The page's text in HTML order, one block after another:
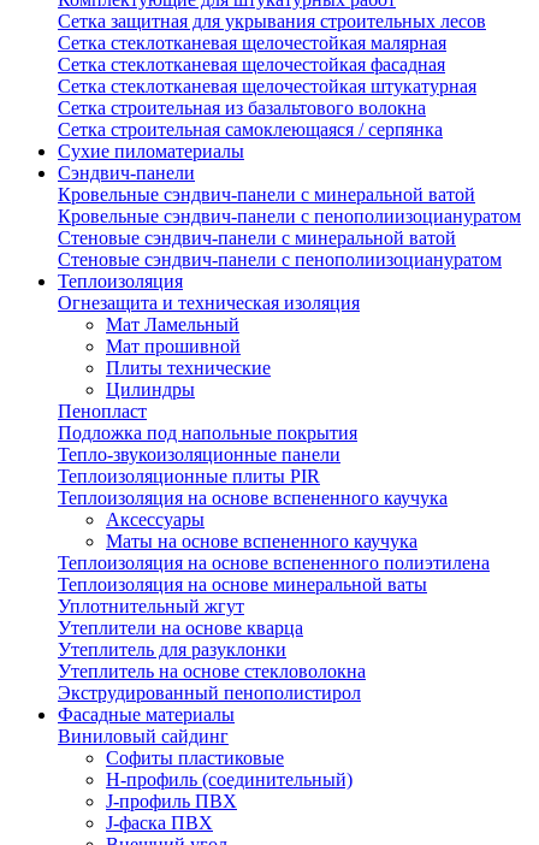
Сетка защитная для укрывания строительных лесов
Сетка стеклотканевая щелочестойкая малярная
Сетка стеклотканевая щелочестойкая фасадная
Сетка стеклотканевая щелочестойкая штукатурная
Сетка строительная из базальтового волокна
Сетка строительная самоклеющаяся / серпянка
Сухие пиломатериалы
Сэндвич-панели
Кровельные сэндвич-панели с минеральной ватой
Кровельные сэндвич-панели с пенополиизоциануратом
Стеновые сэндвич-панели с минеральной ватой
Стеновые сэндвич-панели с пенополиизоциануратом
Теплоизоляция
Огнезащита и техническая изоляция
Мат Ламельный
Мат прошивной
Плиты технические
Цилиндры
Пенопласт
Подложка под напольные покрытия
Тепло-звукоизоляционные панели
Теплоизоляционные плиты PIR
Теплоизоляция на основе вспененного каучука
Аксессуары
Маты на основе вспененного каучука
Теплоизоляция на основе вспененного полиэтилена
Теплоизоляция на основе минеральной ваты
Уплотнительный жгут
Утеплители на основе кварца
Утеплитель для разуклонки
Утеплитель на основе стекловолокна
Экструдированный пенополистирол
Фасадные материалы
Виниловый сайдинг
Cофиты пластиковые
H-профиль (соединительный)
J-профиль ПВХ
J-фаска ПВХ